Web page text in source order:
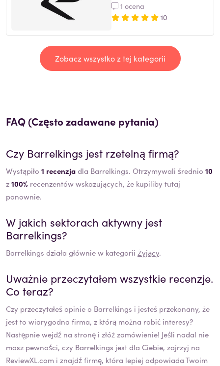
1 ocena
10
Zobacz wszystko z tej kategorii
FAQ (Często zadawane pytania)
Czy Barrelkings jest rzetelną firmą?
Wystąpiło 1 recenzjadla Barrelkings. Otrzymywali średnio 10
z100% recenzentów wskazujących, że kupiliby tutaj
ponownie.
W jakich sektorach aktywny jest
Barrelkings?
Barrelkings działa głównie w kategorii Żyjący.
Uważnie przeczytałem wszystkie recenzje.
Co teraz?
Czy przeczytałeś opinie o Barrelkings i jesteś przekonany, że
jest to wiarygodna firma, z którą można robić interesy?
Następnie wejdź na stronę i złóż zamówienie! Jeśli nadal nie
masz pewności, czy Barrelkings jest dla Ciebie, zajrzyj na
ReviewXL.com i znajdź firmę, która lepiej odpowiada Twoim